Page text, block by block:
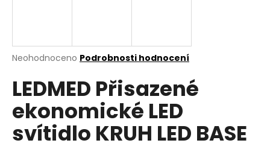
Průměrné
produktu
je
z
5
hvězdiček.
Neohodnoceno Podrobnosti hodnocení
LEDMED Přisazené
ekonomické LED
svítidlo KRUH LED BASE
í
t
?
HLEDAT